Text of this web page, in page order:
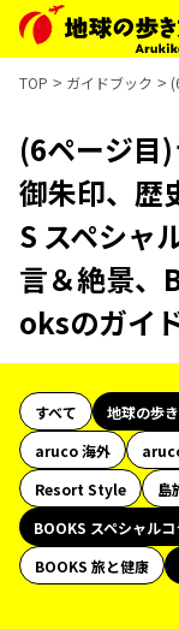
TOP ガイドブック
(6ページ目)
御朱印、歴
S スペシャ
言＆絶景、
oksのガイ
すべて 地球の歩
aruco 海外
Resort Style
島
BOOKS スペシャル
BOOKS 旅と健康